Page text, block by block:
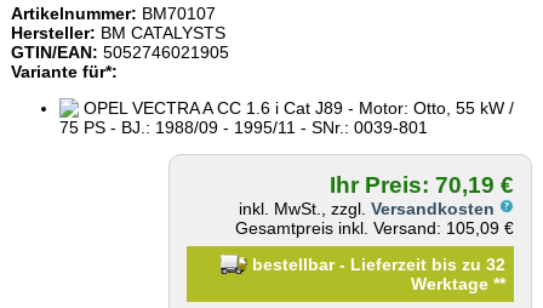
Artikelnummer: BM70107
Hersteller: BM CATALYSTS
GTIN/EAN: 5052746021905
Variante für*:
OPEL VECTRA A CC 1.6 i Cat J89 - Motor: Otto, 55 kW /
75 PS - BJ.: 1988/09 - 1995/11 - SNr.: 0039-801
Ihr Preis: 70,19 €
inkl. MwSt., zzgl.Versandkosten
Gesamtpreis inkl. Versand: 105,09 €
bestellbar - Lieferzeit bis zu 32
Werktage**